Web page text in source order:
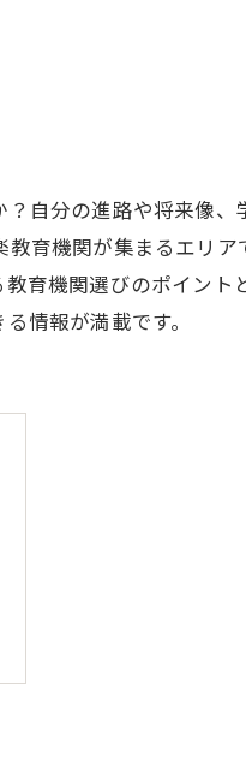
自分の進路や将来像、
育機関が集まるエリア
育機関選びのポイント
情報が満載です。